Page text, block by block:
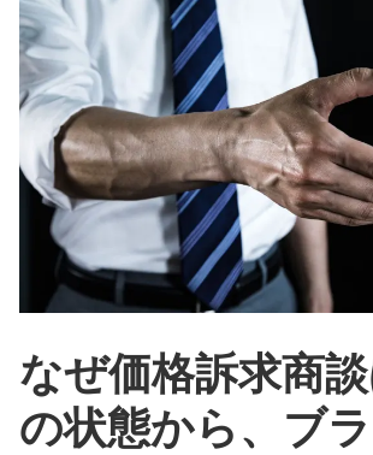
なぜ価格訴求商
の状態から、ブ